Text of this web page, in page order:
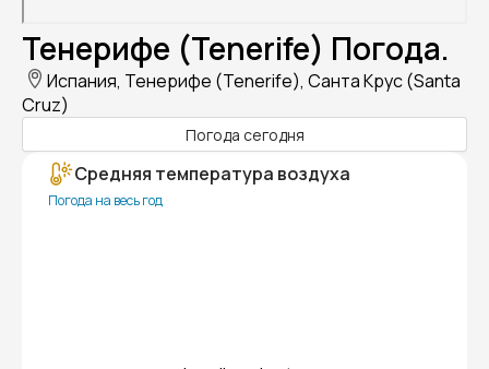
Тенерифе (Tenerife) Погода.
Испания, Тенерифе (Tenerife), Санта Крус (Santa
Cruz)
Погода сегодня
Средняя температура воздуха
Погода на весь год